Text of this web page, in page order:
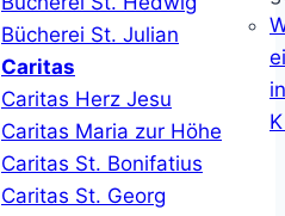
Bücherei St. Julian
Caritas
Caritas Herz Jesu
Caritas Maria zur Höhe
Caritas St. Bonifatius
Caritas St. Georg